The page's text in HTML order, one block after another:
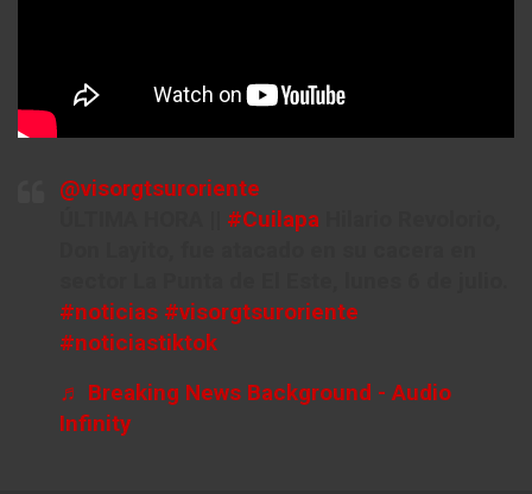
@visorgtsuroriente
#Cuilapa
#noticias #visorgtsuroriente
#noticiastiktok
♬ Breaking News Background - Audio
Infinity